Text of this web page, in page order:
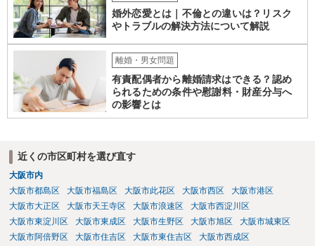
婚外恋愛とは｜不倫との違いは？リスク
やトラブルの解決方法について解説
離婚・男女問題
有責配偶者から離婚請求はできる？認め
られるための条件や慰謝料・財産分与へ
の影響とは
近くの市区町村を選び直す
大阪市内
大阪市都島区
大阪市福島区 大阪市此花区 大阪市西区
大阪市港区
大阪市大正区
大阪市天王寺区 大阪市浪速区
大阪市西淀川区
大阪市東淀川区
大阪市東成区 大阪市生野区 大阪市旭区
大阪市城東区
大阪市阿倍野区
大阪市住吉区 大阪市東住吉区
大阪市西成区